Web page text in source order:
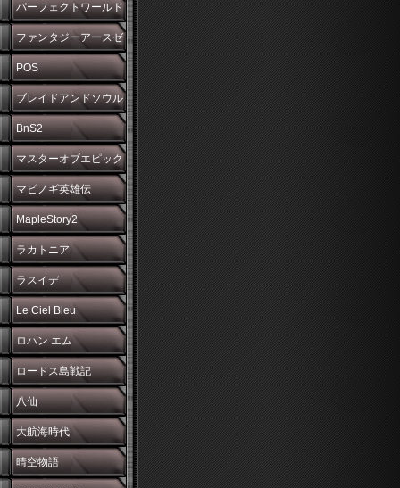
パーフェクトワールド
ファンタジーアースゼ
ロ
POS
ブレイドアンドソウル
BnS2
マスターオブエピック
マビノギ英雄伝
MapleStory2
ラカトニア
ラスイデ
Le Ciel Bleu
ロハン エム
ロードス島戦記
八仙
大航海時代
晴空物語